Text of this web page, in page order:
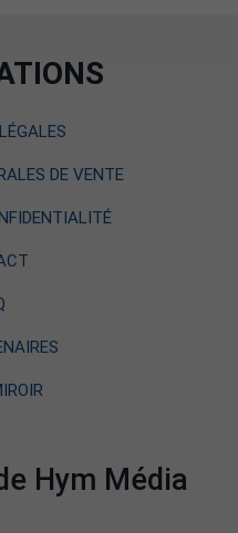
DE VENTE
Hym Média